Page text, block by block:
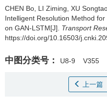
CHEN Bo LI Ziming XU
Intelligent Resolution Method
on GAN-LSTM[J]. Transport
https://doi.org/10.16503/
中图分类号： U8-9 V355
上一篇